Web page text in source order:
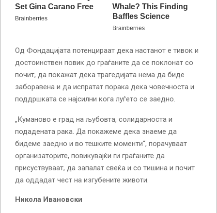
Од Фондацијата потенцираат дека настанот е тивок и
достоинствен повик до граѓаните да се поклонат со
почит, да покажат дека трагедијата нема да биде
заборавена и да испратат порака дека човечноста и
поддршката се најсилни кога луѓето се заедно.
„Куманово е град на љубовта, солидарноста и
подадената рака. Да покажеме дека знаеме да
бидеме заедно и во тешките моменти“, порачуваат
организаторите, повикувајќи ги граѓаните да
присуствуваат, да запалат свеќа и со тишина и почит
да оддадат чест на изгубените животи.
Никола Ивановски